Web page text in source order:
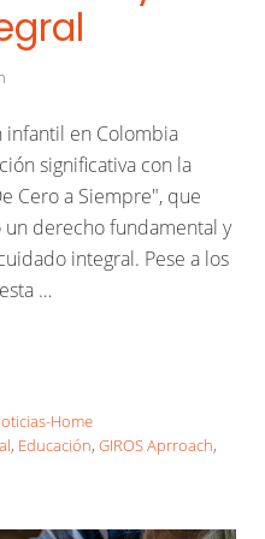
infantil en Colombia
significativa con la
Cero a Siempre", que
derecho fundamental y
integral. Pese a los
…
Home
, Educación, GIROS Aprroach,